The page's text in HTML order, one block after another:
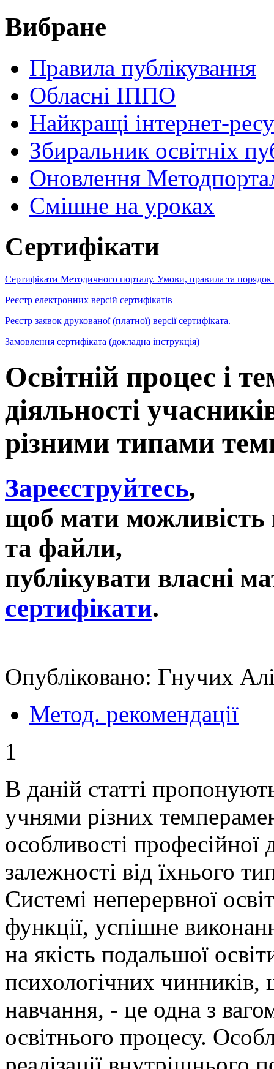
Вибране
Правила публікування
Обласні ІППО
Найкращі інтернет-
Збиральник освітніх
Оновлення
Cмішне на уроках
Сертифікати
Сертифікати Методичного порталу. Умови, правила та порядок
Реєстр електронних версій сертифікатів
Реєстр заявок друкованої (платної) версії сертифіката.
Замовлення сертифіката (докладна інструкція)
Освітній процес і
діяльності
різними типами
Зареєструйтесь,
щоб мати можливість
та файли,
публікувати власні
сертифікати.
Опубліковано: Гнучих
Метод. рекомендації
1
В даній статті
учнями різних
особливості професійної
залежності від їхнього
Системі неперервної
функції, успішне
на якість подальшої
психологічних
навчання, - це одна з
освітнього процесу.